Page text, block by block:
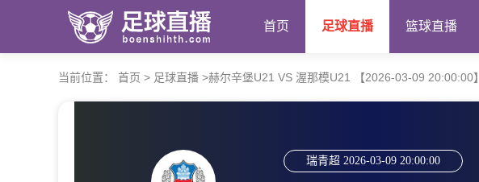
首页 足球直播 篮球直播
当前位置： 首页 > 足球直播 >赫尔辛堡U21 VS 渥那模U21 【2026-03-09 20:00:00】
瑞青超 2026-03-09 20:00:00